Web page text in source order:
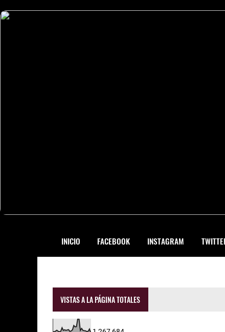
INICIO FACEBOOK INSTAGRAM
VISTAS A LA PÁGINA TOTALES